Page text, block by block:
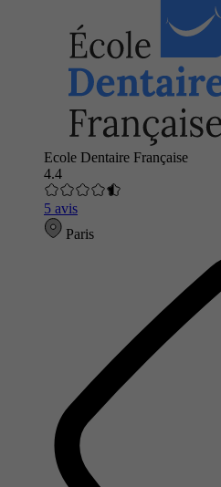
Ecole Dentaire Française
4.4
5 avis
Paris